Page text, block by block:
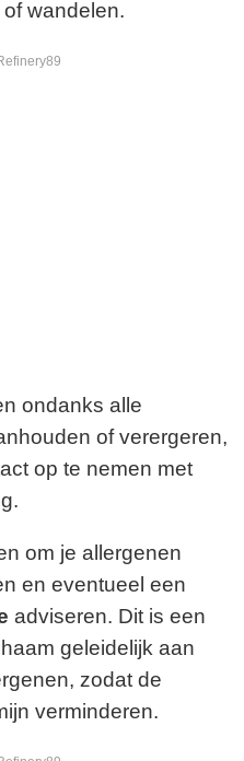
wandelen.
ondanks alle
of verergeren,
op te nemen met
om je allergenen
en eventueel een
adviseren. Dit is een
geleidelijk aan
zodat de
verminderen.